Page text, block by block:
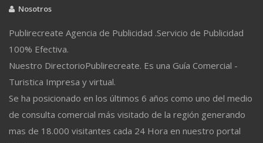
Nosotros
Publirecreate Agencia de Publicidad .Servicio de Publicidad
100% Efectiva.
Nuestro DirectorioPublirecreate. Es una Guía Comercial -
Turistica Impresa y virtual.
Se ha posicionado en los últimos 6 años como uno del medio
de consulta comercial más visitado de la región generando
mas de 18.000 visitantes cada 24 Hora en nuestro portal